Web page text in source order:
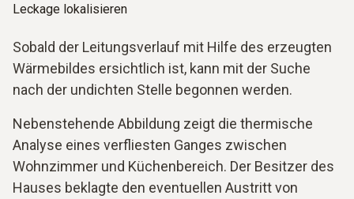
Leckage lokalisieren
Sobald der Leitungsverlauf mit Hilfe des erzeugten
Wärmebildes ersichtlich ist, kann mit der Suche
nach der undichten Stelle begonnen werden.
Nebenstehende Abbildung zeigt die thermische
Analyse eines verfliesten Ganges zwischen
Wohnzimmer und Küchenbereich. Der Besitzer des
Hauses beklagte den eventuellen Austritt von